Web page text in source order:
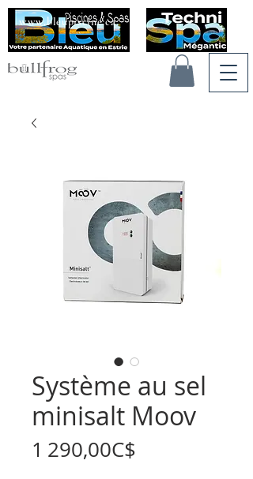
www.bleupiscine.ca
Système au sel
minisalt Moov
1 290,00C$